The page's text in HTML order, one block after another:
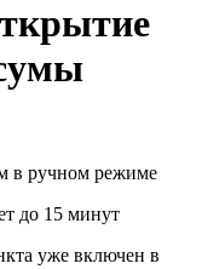
в ручном режиме
до 15 минут
уже включен в